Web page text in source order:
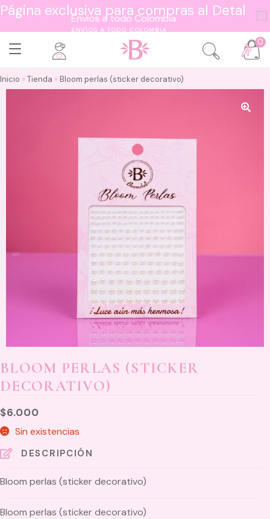
Página exclusiva para compras al Detal
ENVÍOS A TODO COLOMBIA
0
Inicio » Tienda » Bloom perlas (sticker decorativo)
BLOOM PERLAS (STICKER
DECORATIVO)
$6.000
Sin existencias
DESCRIPCIÓN
Bloom perlas (sticker decorativo)
Bloom perlas (sticker decorativo)